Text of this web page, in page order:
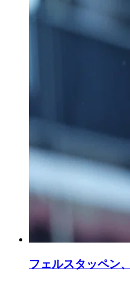
フェルスタッペン